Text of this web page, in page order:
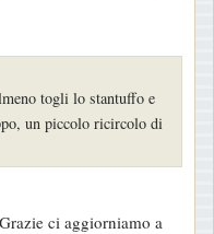
togli lo stantuffo e
un piccolo ricircolo di
ci aggiorniamo a